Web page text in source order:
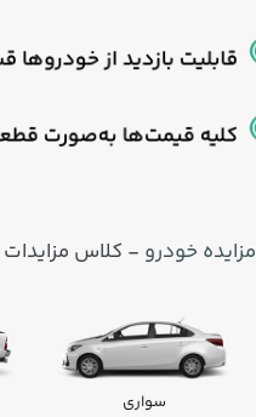
مزایده خودرو - کلاس مزایدات
سواری